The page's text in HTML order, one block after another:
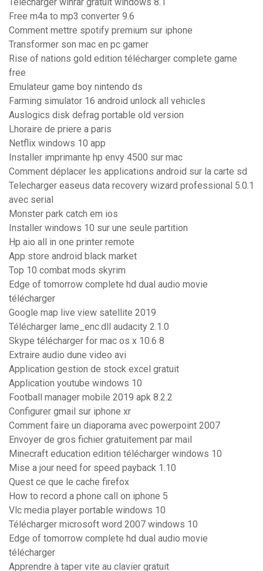
Télécharger winrar gratuit windows 8.1
Free m4a to mp3 converter 9.6
Comment mettre spotify premium sur iphone
Transformer son mac en pc gamer
Rise of nations gold edition télécharger complete game
free
Emulateur game boy nintendo ds
Farming simulator 16 android unlock all vehicles
Auslogics disk defrag portable old version
Lhoraire de priere a paris
Netflix windows 10 app
Installer imprimante hp envy 4500 sur mac
Comment déplacer les applications android sur la carte sd
Telecharger easeus data recovery wizard professional 5.0.1
avec serial
Monster park catch em ios
Installer windows 10 sur une seule partition
Hp aio all in one printer remote
App store android black market
Top 10 combat mods skyrim
Edge of tomorrow complete hd dual audio movie
télécharger
Google map live view satellite 2019
Télécharger lame_enc.dll audacity 2.1.0
Skype télécharger for mac os x 10.6 8
Extraire audio dune video avi
Application gestion de stock excel gratuit
Application youtube windows 10
Football manager mobile 2019 apk 8.2.2
Configurer gmail sur iphone xr
Comment faire un diaporama avec powerpoint 2007
Envoyer de gros fichier gratuitement par mail
Minecraft education edition télécharger windows 10
Mise a jour need for speed payback 1.10
Quest ce que le cache firefox
How to record a phone call on iphone 5
Vlc media player portable windows 10
Télécharger microsoft word 2007 windows 10
Edge of tomorrow complete hd dual audio movie
télécharger
Apprendre à taper vite au clavier gratuit